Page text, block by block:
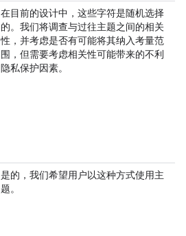
在目前的设计中，这些字符是随机选择
的。我们将调查与过往主题之间的相关
性，并考虑是否有可能将其纳入考量范
围，但需要考虑相关性可能带来的不利
隐私保护因素。
是的，我们希望用户以这种方式使用主
题。